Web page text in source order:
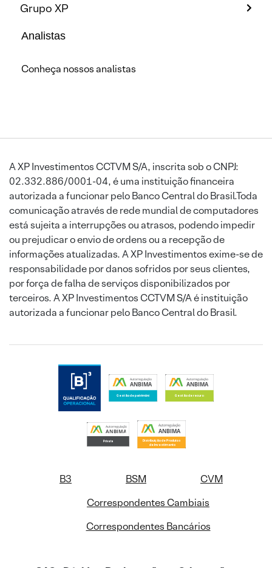
Grupo XP
Analistas
Conheça nossos analistas
A XP Investimentos CCTVM S/A, inscrita sob o CNPJ:
02.332.886/0001-04, é uma instituição financeira
autorizada a funcionar pelo Banco Central do Brasil.Toda
comunicação através de rede mundial de computadores
está sujeita a interrupções ou atrasos, podendo impedir
ou prejudicar o envio de ordens ou a recepção de
informações atualizadas. A XP Investimentos exime-se de
responsabilidade por danos sofridos por seus clientes,
por força de falha de serviços disponibilizados por
terceiros. A XP Investimentos CCTVM S/A é instituição
autorizada a funcionar pelo Banco Central do Brasil.
B3 BSM
CVM
Correspondentes Cambiais
Correspondentes Bancários